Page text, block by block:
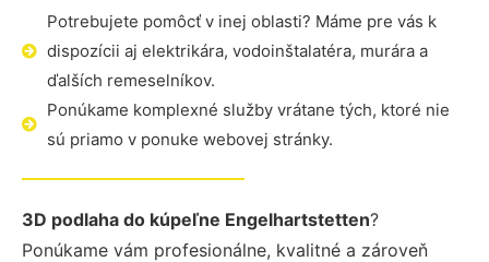
Potrebujete pomôcť v inej oblasti? Máme pre vás k
dispozícii aj elektrikára, vodoinštalatéra, murára a
ďalších remeselníkov.
Ponúkame komplexné služby vrátane tých, ktoré nie
sú priamo v ponuke webovej stránky.
3D podlaha do kúpeľne Engelhartstetten?
Ponúkame vám profesionálne, kvalitné a zároveň